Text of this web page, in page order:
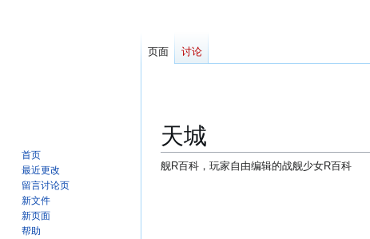
天城
舰R百科，玩家自由编辑的战舰少女R百科
页面 讨论
首页
最近更改
留言讨论页
新文件
新页面
帮助